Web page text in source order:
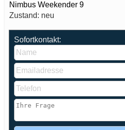
Nimbus Weekender 9
Zustand: neu
Sofortkontakt: